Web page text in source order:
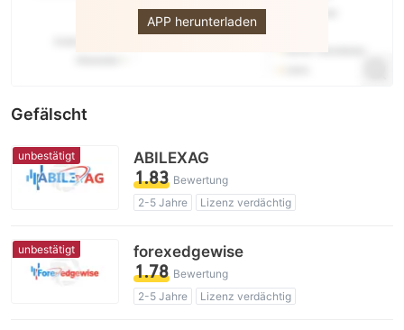
APP herunterladen
Gefälscht
unbestätigt ABILEXAG
1.83 Bewertung
2-5 Jahre
Lizenz verdächtig
Hohes potenzielles Risiko
unbestätigt forexedgewise
1.78 Bewertung
2-5 Jahre
Lizenz verdächtig